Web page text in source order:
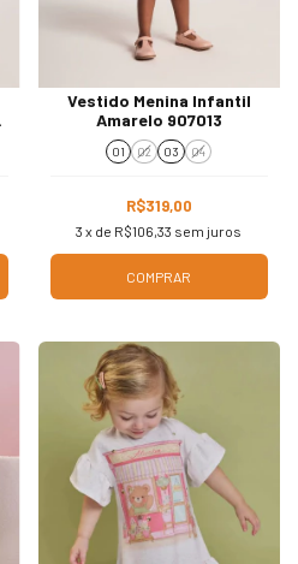
Vestido Menina Infantil
Amarelo 907013
01 02 03 04
R$319,00
3 x de R$106,33 sem juros
COMPRAR